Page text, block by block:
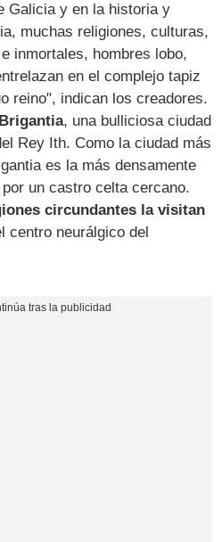
Galicia y en la historia y
muchas religiones, culturas,
inmortales, hombres lobo,
en el complejo tapiz
reino", indican los creadores.
, una bulliciosa ciudad
Rey Ith. Como la ciudad más
es la más densamente
un castro celta cercano.
circundantes la visitan
centro neurálgico del